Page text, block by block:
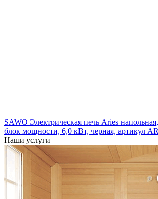
SAWO Электрическая печь Aries напольная,
блок мощности, 6,0 кВт, черная, артикул
Наши услуги